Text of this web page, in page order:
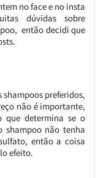
no face e no insta
dúvidas sobre
então decidi que
preferidos,
não é importante,
determina se o
não tenha
então a coisa
efeito.